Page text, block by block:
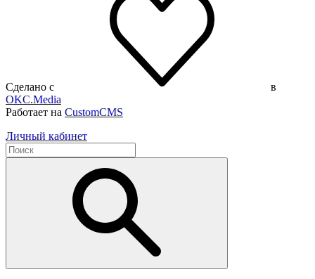
Сделано с
в
OKC.Media
Работает на CustomCMS
Личный кабинет